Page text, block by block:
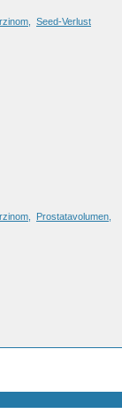
Seed-Verlust
Prostatavolumen